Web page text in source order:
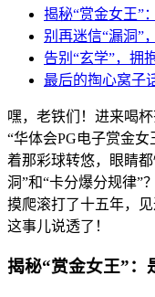
揭秘“赏金女王”
别再迷信“漏洞”
告别“玄学”，拥
最后的掏心窝子
嘿，老铁们！进来喝
“华体会PG电子赏金
着那彩球转悠，眼睛
洞”和“卡分爆分规律”
摸爬滚打了十五年，
这事儿说透了！
揭秘“赏金女王”：